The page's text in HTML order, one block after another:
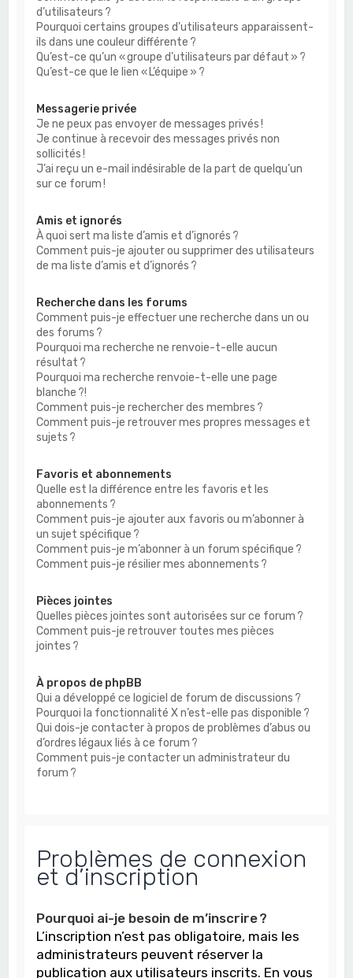
d’utilisateurs ?
Pourquoi certains groupes d’utilisateurs apparaissent-
ils dans une couleur différente ?
Qu’est-ce qu’un « groupe d’utilisateurs par défaut » ?
Qu’est-ce que le lien « L’équipe » ?
Messagerie privée
Je ne peux pas envoyer de messages privés !
Je continue à recevoir des messages privés non
sollicités !
J’ai reçu un e-mail indésirable de la part de quelqu’un
sur ce forum !
Amis et ignorés
À quoi sert ma liste d’amis et d’ignorés ?
Comment puis-je ajouter ou supprimer des utilisateurs
de ma liste d’amis et d’ignorés ?
Recherche dans les forums
Comment puis-je effectuer une recherche dans un ou
des forums ?
Pourquoi ma recherche ne renvoie-t-elle aucun
résultat ?
Pourquoi ma recherche renvoie-t-elle une page
blanche ?!
Comment puis-je rechercher des membres ?
Comment puis-je retrouver mes propres messages et
sujets ?
Favoris et abonnements
Quelle est la différence entre les favoris et les
abonnements ?
Comment puis-je ajouter aux favoris ou m’abonner à
un sujet spécifique ?
Comment puis-je m’abonner à un forum spécifique ?
Comment puis-je résilier mes abonnements ?
Pièces jointes
Quelles pièces jointes sont autorisées sur ce forum ?
Comment puis-je retrouver toutes mes pièces
jointes ?
À propos de phpBB
Qui a développé ce logiciel de forum de discussions ?
Pourquoi la fonctionnalité X n’est-elle pas disponible ?
Qui dois-je contacter à propos de problèmes d’abus ou
d’ordres légaux liés à ce forum ?
Comment puis-je contacter un administrateur du
forum ?
Problèmes de connexion
et d’inscription
Pourquoi ai-je besoin de m’inscrire ?
L’inscription n’est pas obligatoire, mais les
administrateurs peuvent réserver la
publication aux utilisateurs inscrits. En vous